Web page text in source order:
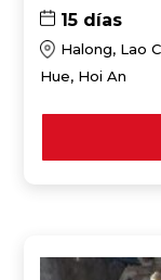
15 días
Halong, Lao
Hue, Hoi An